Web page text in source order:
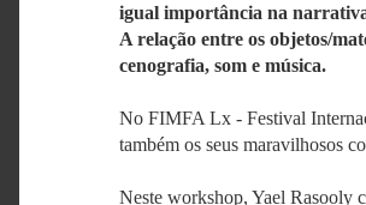
igual importância na
A relação entre os objetos/
cenografia, som e música.
No FIMFA Lx - Festival
também os seus maravilhosos
Neste workshop, Yael Rasooly